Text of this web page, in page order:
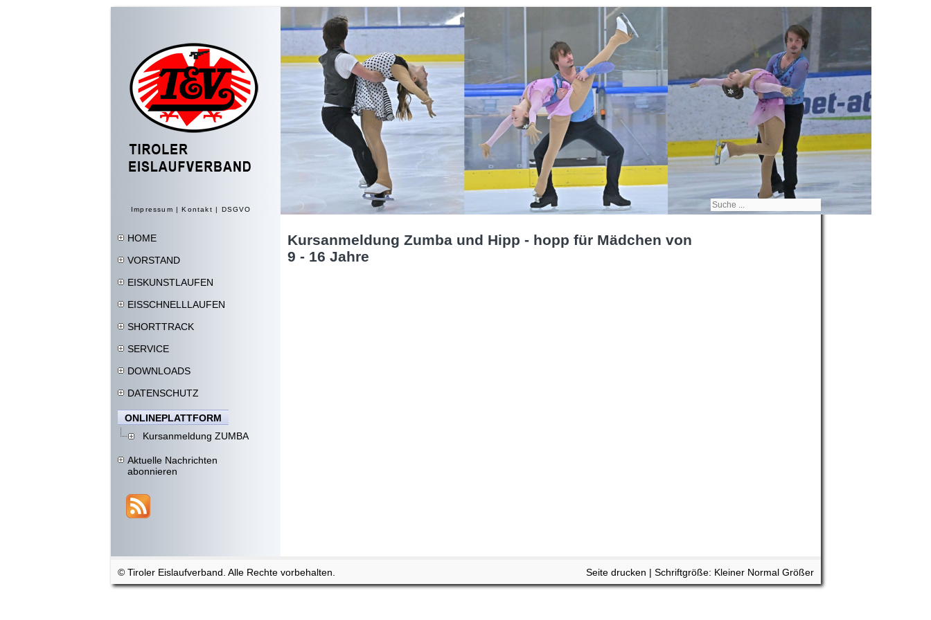
Impressum |Kontakt | DSGVO
HOME
VORSTAND
EISKUNSTLAUFEN
EISSCHNELLLAUFEN
SHORTTRACK
SERVICE
DOWNLOADS
DATENSCHUTZ
ONLINEPLATTFORM
Kursanmeldung ZUMBA
Aktuelle Nachrichten
abonnieren
Kursanmeldung Zumba und Hipp - hopp für Mädchen von
9 - 16 Jahre
© Tiroler Eislaufverband. Alle Rechte vorbehalten. Seite drucken | Schriftgröße: Kleiner Normal Größer